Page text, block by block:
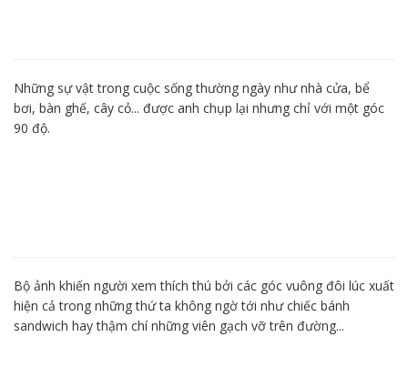
Những sự vật trong cuộc sống thường ngày như nhà cửa, bể
bơi, bàn ghế, cây cỏ... được anh chụp lại nhưng chỉ với một góc
90 độ.
Bộ ảnh khiến người xem thích thú bởi các góc vuông đôi lúc xuất
hiện cả trong những thứ ta không ngờ tới như chiếc bánh
sandwich hay thậm chí những viên gạch vỡ trên đường...